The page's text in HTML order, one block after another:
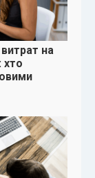
на
хто